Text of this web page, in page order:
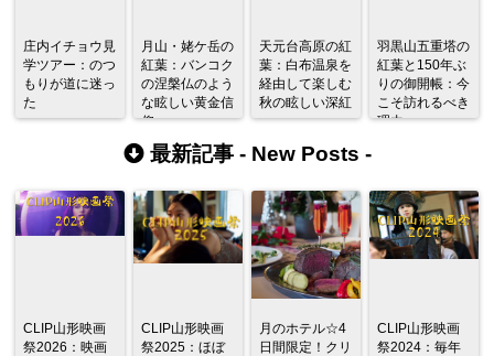
庄内イチョウ見
学ツアー：のつ
もりが道に迷っ
た
月山・姥ケ岳の
紅葉：バンコク
の涅槃仏のよう
な眩しい黄金信
仰
天元台高原の紅
葉：白布温泉を
経由して楽しむ
秋の眩しい深紅
羽黒山五重塔の
紅葉と150年ぶ
りの御開帳：今
こそ訪れるべき
理由
最新記事 - New Posts -
CLIP山形映画
祭2026：映画
CLIP山形映画
祭2025：ほぼ
月のホテル☆4
日間限定！クリ
CLIP山形映画
祭2024：毎年